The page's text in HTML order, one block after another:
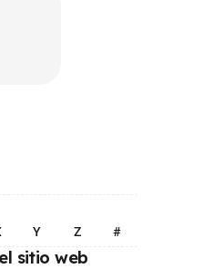
Y Z #
sitio web